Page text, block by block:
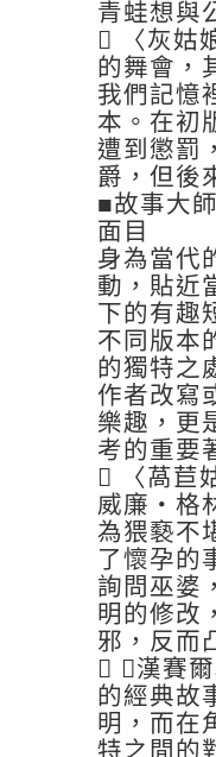
青蛙想與

〈灰
的舞會，
我們記憶
本。在初
遭到懲罰
爵，但後
■故事大
面目
身為當代
動，貼近
下的有趣
不同版本
的獨特之
作者改寫
樂趣，更
考的重要

〈萵
威廉‧格
為猥褻不
了懷孕的
詢問巫婆
明的修改
邪，反而
 ＜漢賽
的經典故
明，而在
特之間的